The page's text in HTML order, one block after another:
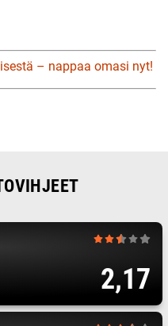
– nappaa omasi nyt!
2,17